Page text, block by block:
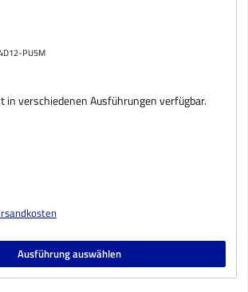
PU5M
in verschiedenen Ausführungen verfügbar.
Ausführung auswählen